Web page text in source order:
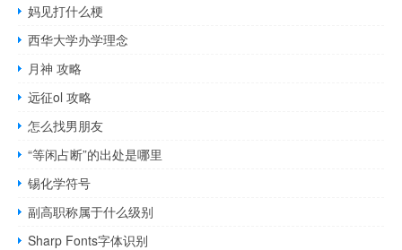
妈见打什么梗
西华大学办学理念
月神 攻略
远征ol 攻略
怎么找男朋友
“等闲占断”的出处是哪里
锡化学符号
副高职称属于什么级别
Sharp Fonts字体识别